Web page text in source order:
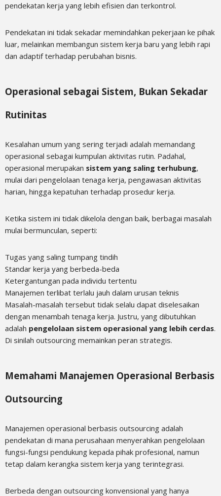
pendekatan kerja yang lebih efisien dan terkontrol.
Pendekatan ini tidak sekadar memindahkan pekerjaan ke pihak
luar, melainkan membangun sistem kerja baru yang lebih rapi
dan adaptif terhadap perubahan bisnis.
Operasional sebagai Sistem, Bukan Sekadar
Rutinitas
Kesalahan umum yang sering terjadi adalah memandang
operasional sebagai kumpulan aktivitas rutin. Padahal,
operasional merupakan sistem yang saling terhubung,
mulai dari pengelolaan tenaga kerja, pengawasan aktivitas
harian, hingga kepatuhan terhadap prosedur kerja.
Ketika sistem ini tidak dikelola dengan baik, berbagai masalah
mulai bermunculan, seperti:
Tugas yang saling tumpang tindih
Standar kerja yang berbeda-beda
Ketergantungan pada individu tertentu
Manajemen terlibat terlalu jauh dalam urusan teknis
Masalah-masalah tersebut tidak selalu dapat diselesaikan
dengan menambah tenaga kerja. Justru, yang dibutuhkan
adalah pengelolaan sistem operasional yang lebih cerdas.
Di sinilah outsourcing memainkan peran strategis.
Memahami Manajemen Operasional Berbasis
Outsourcing
Manajemen operasional berbasis outsourcing adalah
pendekatan di mana perusahaan menyerahkan pengelolaan
fungsi-fungsi pendukung kepada pihak profesional, namun
tetap dalam kerangka sistem kerja yang terintegrasi.
Berbeda dengan outsourcing konvensional yang hanya